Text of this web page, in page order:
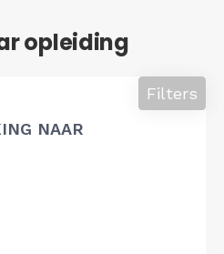
opleiding
NAAR
Filters